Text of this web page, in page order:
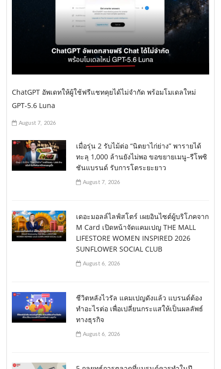
ChatGPT อัพเดทให้ผู้ใช้ฟรีแชทคุยได้ไม่จำกัด พร้อมโมเดลใหม่
GPT-5.6 Luna
August 7, 2026
เมื่อรุ่น 2 รับไม้ต่อ “นิตยาไก่ย่าง” พารายได้
ทะลุ 1,000 ล้านยังไม่พอ ขอขยายเมนู–รีโพซิ
ชันแบรนด์ รับการโตระยะยาว
August 7, 2026
เดอะมอลล์ไลฟ์สโตร์ เผยอินไซต์ผู้บริโภคจาก
M Card เปิดหน้าจัดแคมเปญ THE MALL
LIFESTORE WOMEN INSPIRED 2026
SUNFLOWER SOCIAL CLUB
August 6, 2026
ชีวิตหลังไวรัล แคมเปญดังแล้ว แบรนด์ต้อง
ทำอะไรต่อ เพื่อเปลี่ยนกระแสให้เป็นผลลัพธ์
ทางธุรกิจ
August 6, 2026